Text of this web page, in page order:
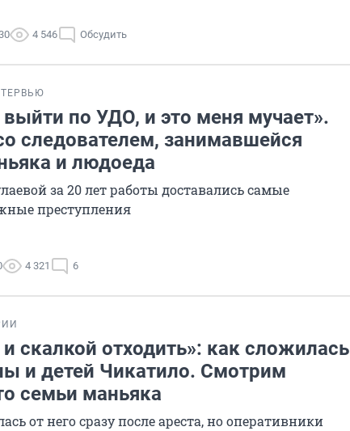
4 546 Обсудить
по УДО, и это меня мучает».
следователем, занимавшейся
и людоеда
за 20 лет работы доставались самые
преступления
4 321 6
скалкой отходить»: как сложилась
и детей Чикатило. Смотрим
семьи маньяка
от него сразу после ареста, но оперативники